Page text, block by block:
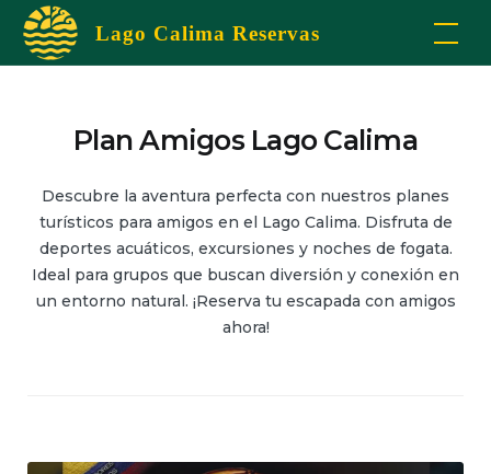
Skip
Lago Calima Reservas
Plan Amigos Lago Calima
Descubre la aventura perfecta con nuestros planes
turísticos para amigos en el Lago Calima. Disfruta de
deportes acuáticos, excursiones y noches de fogata.
Ideal para grupos que buscan diversión y conexión en
un entorno natural. ¡Reserva tu escapada con amigos
ahora!